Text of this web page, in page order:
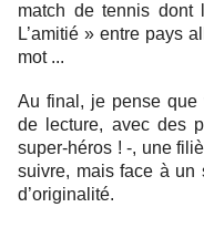
match de tennis dont
L’amitié » entre pays
mot ...
Au final, je pense que
de lecture, avec des
super-héros ! -, une
suivre, mais face à un
d’originalité.